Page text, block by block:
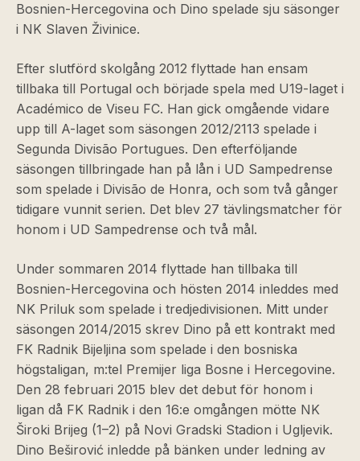
Bosnien-Hercegovina och Dino spelade sju säsonger
i NK Slaven Živinice.
Efter slutförd skolgång 2012 flyttade han ensam
tillbaka till Portugal och började spela med U19-laget i
Académico de Viseu FC. Han gick omgående vidare
upp till A-laget som säsongen 2012/2113 spelade i
Segunda Divisão Portugues. Den efterföljande
säsongen tillbringade han på lån i UD Sampedrense
som spelade i Divisão de Honra, och som två gånger
tidigare vunnit serien. Det blev 27 tävlingsmatcher för
honom i UD Sampedrense och två mål.
Under sommaren 2014 flyttade han tillbaka till
Bosnien-Hercegovina och hösten 2014 inleddes med
NK Priluk som spelade i tredjedivisionen. Mitt under
säsongen 2014/2015 skrev Dino på ett kontrakt med
FK Radnik Bijeljina som spelade i den bosniska
högstaligan, m:tel Premijer liga Bosne i Hercegovine.
Den 28 februari 2015 blev det debut för honom i
ligan då FK Radnik i den 16:e omgången mötte NK
Široki Brijeg (1–2) på Novi Gradski Stadion i Ugljevik.
Dino Beširović inledde på bänken under ledning av